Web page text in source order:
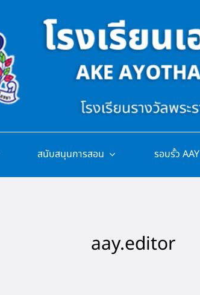
สนับสนุนการสอน รอบรั้ว AAY
aay.editor